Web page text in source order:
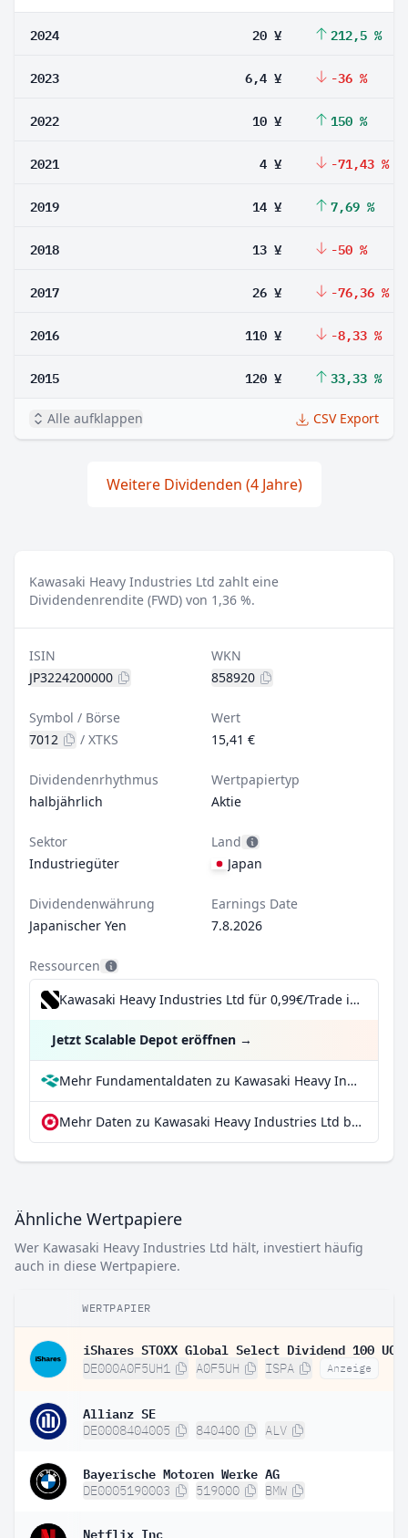
2024 20 ¥ 212,5 %
2023 6,4 ¥ -36 %
2022 10 ¥ 150 %
2021 4 ¥ -71,43 %
2019 14 ¥ 7,69 %
2018 13 ¥ -50 %
2017 26 ¥ -76,36 %
2016 110 ¥ -8,33 %
2015 120 ¥ 33,33 %
Alle aufklappen CSV Export
Weitere Dividenden (4 Jahre)
Kawasaki Heavy Industries Ltd zahlt eine
Dividendenrendite (FWD) von 1,36 %.
ISIN
JP3224200000
WKN
858920
Symbol / Börse
7012
/ XTKS
Wert
15,41 €
Dividendenrhythmus
halbjährlich
Wertpapiertyp
Aktie
Sektor
Industriegüter
Land
Japan
Dividendenwährung
Japanischer Yen
Earnings Date
7.8.2026
Ressourcen
Kawasaki Heavy Industries Ltd für 0,99€/Trade inkl. Dividend Reinvestment Plan
Jetzt Scalable Depot eröffnen →
Mehr Fundamentaldaten zu Kawasaki Heavy Industries Ltd bei Parqet
Mehr Daten zu Kawasaki Heavy Industries Ltd bei extraETF
Ähnliche Wertpapiere
Wer Kawasaki Heavy Industries Ltd hält, investiert häufig
auch in diese Wertpapiere.
WERTPAPIER
DE000A0F5UH1 A0F5UH ISPA Anzeige
Allianz SE
DE0008404005 840400 ALV
Bayerische Motoren Werke AG
DE0005190003 519000 BMW
Netflix Inc